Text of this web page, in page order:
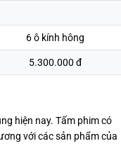
6 ô kính hông
5.300.000 đ
hiện nay. Tấm phim có
với các sản phẩm của